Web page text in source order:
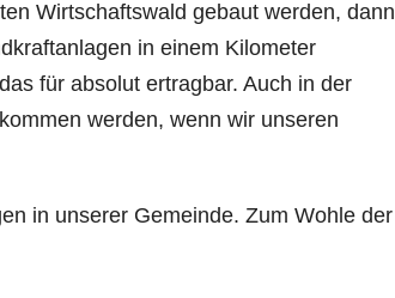
Wirtschaftswald gebaut werden, dann
in einem Kilometer
für absolut ertragbar. Auch in der
werden, wenn wir unseren
in unserer Gemeinde. Zum Wohle der